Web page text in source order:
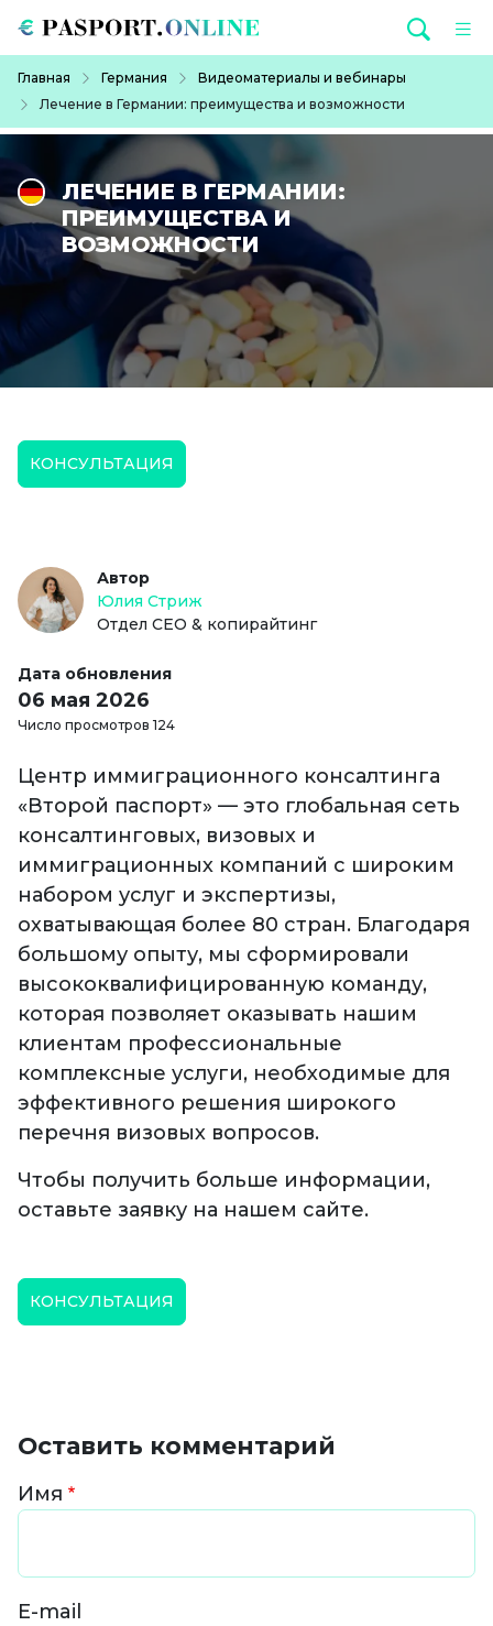
Главная Германия
Видеоматериалы и вебинары
Лечение в Германии: преимущества и возможности
ЛЕЧЕНИЕ В ГЕРМАНИИ:
ПРЕИМУЩЕСТВА И
ВОЗМОЖНОСТИ
КОНСУЛЬТАЦИЯ
Автор
Юлия Стриж
Отдел СЕО & копирайтинг
Дата обновления
06 мая 2026
Число просмотров 124
Центр иммиграционного консалтинга
«Второй паспорт» — это глобальная сеть
консалтинговых, визовых и
иммиграционных компаний с широким
набором услуг и экспертизы,
охватывающая более 80 стран. Благодаря
большому опыту, мы сформировали
высококвалифицированную команду,
которая позволяет оказывать нашим
клиентам профессиональные
комплексные услуги, необходимые для
эффективного решения широкого
перечня визовых вопросов.
Чтобы получить больше информации,
оставьте заявку на нашем сайте.
КОНСУЛЬТАЦИЯ
Оставить комментарий
Имя
E-mail